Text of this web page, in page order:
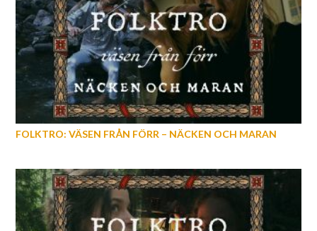
FOLKTRO: VÄSEN FRÅN FÖRR – NÄCKEN OCH MARAN